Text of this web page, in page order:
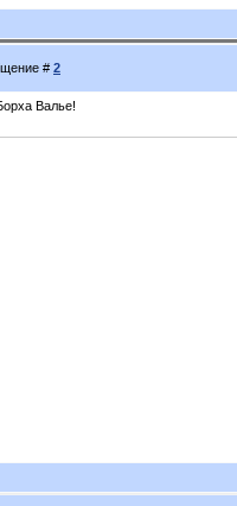
# 2
Валье!